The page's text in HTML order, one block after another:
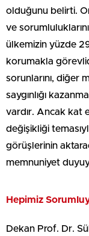
olduğunu belirti.
ve
ülkemizin yüzde
korumakla
sorunlarını, diğer
saygınlığı
vardır. Ancak kat
değişikliği
görüşlerinin
memnuniyet
Hepimiz
Dekan Prof. Dr.